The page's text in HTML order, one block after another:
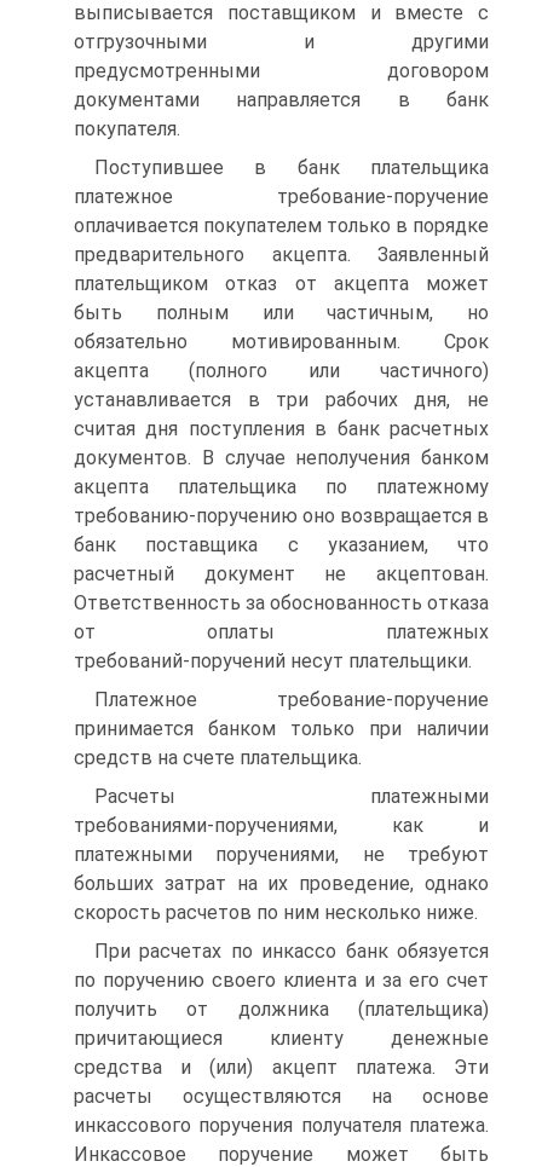
выписывается поставщиком и вместе с
отгрузочными и другими
предусмотренными договором
документами направляется в банк
покупателя.
Поступившее в банк плательщика
платежное требование‑поручение
оплачивается покупателем только в порядке
предварительного акцепта. Заявленный
плательщиком отказ от акцепта может
быть полным или частичным, но
обязательно мотивированным. Срок
акцепта (полного или частичного)
устанавливается в три рабочих дня, не
считая дня поступления в банк расчетных
документов. В случае неполучения банком
акцепта плательщика по платежному
требованию‑поручению оно возвращается в
банк поставщика с указанием, что
расчетный документ не акцептован.
Ответственность за обоснованность отказа
от оплаты платежных
требований‑поручений несут плательщики.
Платежное требование‑поручение
принимается банком только при наличии
средств на счете плательщика.
Расчеты платежными
требованиями‑поручениями, как и
платежными поручениями, не требуют
больших затрат на их проведение, однако
скорость расчетов по ним несколько ниже.
При расчетах по инкассо банк обязуется
по поручению своего клиента и за его счет
получить от должника (плательщика)
причитающиеся клиенту денежные
средства и (или) акцепт платежа. Эти
расчеты осуществляются на основе
инкассового поручения получателя платежа.
Инкассовое поручение может быть